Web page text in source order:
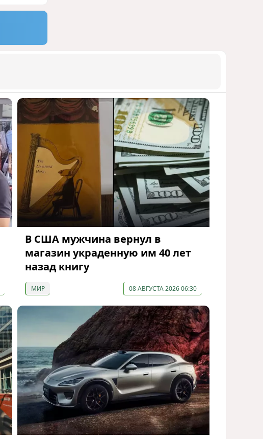
10
Америка сворачивает
флаги: Вашингтон
сокращает свою
дипломатическую сеть
СТАТЬЯ МАТАНАТ НАСИБОВОЙ
06 Августа 2026 10:21
В США мужчина вернул в
магазин украденную им 40 лет
назад книгу
МИР 08 АВГУСТА 2026 06:30